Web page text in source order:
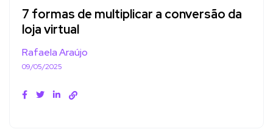
7 formas de multiplicar a conversão da
loja virtual
Rafaela Araújo
09/05/2025